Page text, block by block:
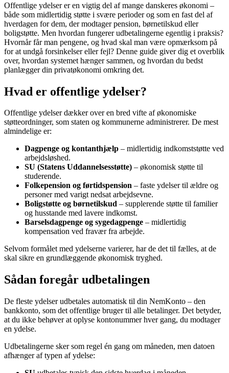
Offentlige ydelser er en vigtig del af mange danskeres økonomi –
både som midlertidig støtte i svære perioder og som en fast del af
hverdagen for dem, der modtager pension, børnetilskud eller
boligstøtte. Men hvordan fungerer udbetalingerne egentlig i praksis?
Hvornår får man pengene, og hvad skal man være opmærksom på
for at undgå forsinkelser eller fejl? Denne guide giver dig et overblik
over, hvordan systemet hænger sammen, og hvordan du bedst
planlægger din privatøkonomi omkring det.
Hvad er offentlige ydelser?
Offentlige ydelser dækker over en bred vifte af økonomiske
støtteordninger, som staten og kommunerne administrerer. De mest
almindelige er:
Dagpenge og kontanthjælp – midlertidig indkomststøtte ved
arbejdsløshed.
SU (Statens Uddannelsesstøtte) – økonomisk støtte til
studerende.
Folkepension og førtidspension – faste ydelser til ældre og
personer med varigt nedsat arbejdsevne.
Boligstøtte og børnetilskud – supplerende støtte til familier
og husstande med lavere indkomst.
Barselsdagpenge og sygedagpenge – midlertidig
kompensation ved fravær fra arbejde.
Selvom formålet med ydelserne varierer, har de det til fælles, at de
skal sikre en grundlæggende økonomisk tryghed.
Sådan foregår udbetalingen
De fleste ydelser udbetales automatisk til din NemKonto – den
bankkonto, som det offentlige bruger til alle betalinger. Det betyder,
at du ikke behøver at oplyse kontonummer hver gang, du modtager
en ydelse.
Udbetalingerne sker som regel én gang om måneden, men datoen
afhænger af typen af ydelse: